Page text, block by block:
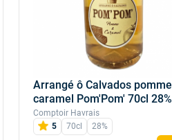
Arrangé ô Calvados pomme
caramel Pom'Pom' 70cl 28%
Comptoir Havrais
5
70cl 28%